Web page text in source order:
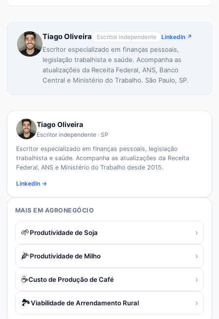
Tiago Oliveira Escritor independente LinkedIn ↗
Escritor especializado em finanças pessoais,
legislação trabalhista e saúde. Acompanha as
atualizações da Receita Federal, ANS, Banco
Central e Ministério do Trabalho. São Paulo, SP.
Tiago Oliveira
Escritor independente · SP
Escritor especializado em finanças pessoais, legislação
trabalhista e saúde. Acompanha as atualizações da Receita
Federal, ANS e Ministério do Trabalho desde 2015.
LinkedIn →
MAIS EM AGRONEGÓCIO
🌱Produtividade de Soja ›
🌽Produtividade de Milho ›
☕Custo de Produção de Café ›
🏞️Viabilidade de Arrendamento Rural ›